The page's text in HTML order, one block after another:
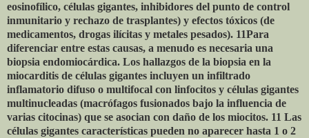
eosinofílico, células gigantes, inhibidores del punto de control
inmunitario y rechazo de trasplantes) y efectos tóxicos (de
medicamentos, drogas ilícitas y metales pesados). 11Para
diferenciar entre estas causas, a menudo es necesaria una
biopsia endomiocárdica. Los hallazgos de la biopsia en la
miocarditis de células gigantes incluyen un infiltrado
inflamatorio difuso o multifocal con linfocitos y células gigantes
multinucleadas (macrófagos fusionados bajo la influencia de
varias citocinas) que se asocian con daño de los miocitos. 11 Las
células gigantes características pueden no aparecer hasta 1 o 2